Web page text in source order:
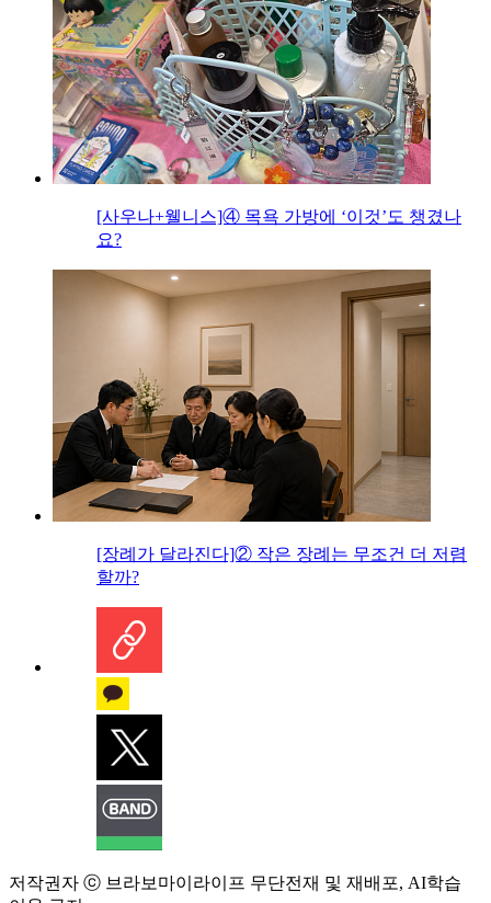
[사우나+웰니스]④ 목욕 가방에 ‘이것’도 챙겼나
요?
[장례가 달라진다]② 작은 장례는 무조건 더 저렴
할까?
저작권자 ⓒ 브라보마이라이프 무단전재 및 재배포, AI학습